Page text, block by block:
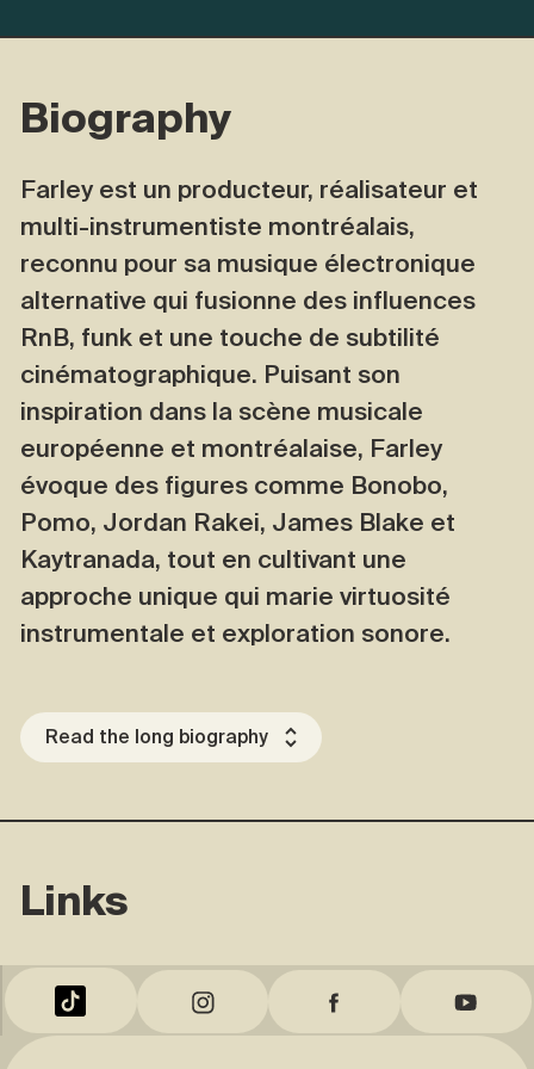
Biography
Farley est un producteur, réalisateur et
multi-instrumentiste montréalais,
reconnu pour sa musique électronique
alternative qui fusionne des influences
RnB, funk et une touche de subtilité
cinématographique. Puisant son
inspiration dans la scène musicale
européenne et montréalaise, Farley
évoque des figures comme Bonobo,
Pomo, Jordan Rakei, James Blake et
Kaytranada, tout en cultivant une
approche unique qui marie virtuosité
instrumentale et exploration sonore.
Read the long biography
Links
Tik Tok Instagram Facebook